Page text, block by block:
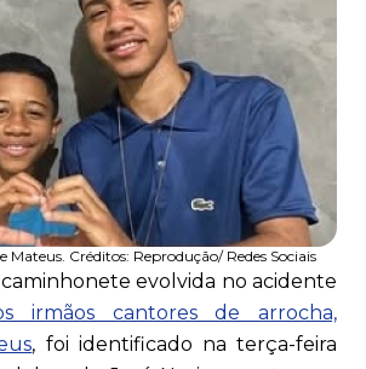
Mateus. Créditos: Reprodução/ Redes Sociais
evolvida no acidente
irmãos cantores de arrocha,
, foi identificado na terça-feira